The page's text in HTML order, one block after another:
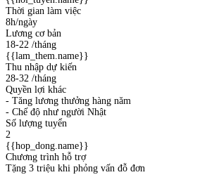
Thời gian làm việc
8h/ngày
Lương cơ bản
18-22 /tháng
{{lam_them.name}}
Thu nhập dự kiến
28-32 /tháng
Quyền lợi khác
- Tăng lương thưởng hàng năm
- Chế độ như người Nhật
Số lượng tuyển
2
{{hop_dong.name}}
Chương trình hỗ trợ
Tặng 3 triệu khi phỏng vấn đỗ đơn